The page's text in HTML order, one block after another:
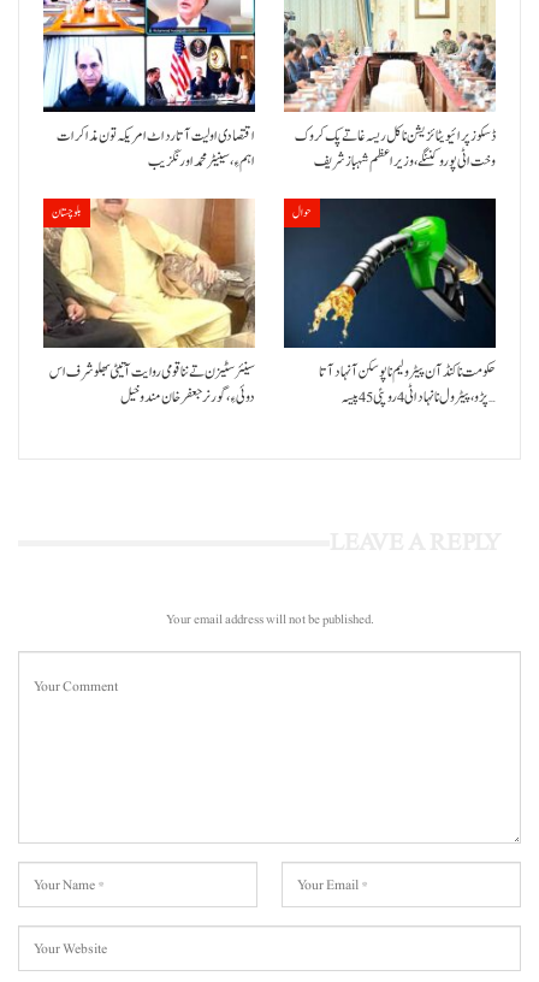
اقتصادی اولیت آتا رد اٹ امریکہ تون مذاکرات
اہم ءِ،سینیٹر محمد اورنگزیب
ڈسکوز پرائیویٹائزیشن نا کل ریسہ غاتے پک کروک
وخت اٹی پورو کننگے ،وزیراعظم شہباز شریف
بلوچستان
سینئر سٹیزن تے ننا قومی روایت آتیٹی بھلو شرف اس
دوئی ءِ،گورنر جعفرخان مندوخیل
حوال
حکومت نا کنڈ آن پیٹرولیم نا پوسکن آ نہاد آتا
پڑو،پیٹرول نا نہاد اٹی 4 روپئی 45 پیسہ…
Your email address will not be published.